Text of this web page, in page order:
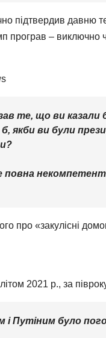
підтвердив
програв –
те, що ви
якби ви були
повна
про «закулісні
2021 р., за
Путіним було